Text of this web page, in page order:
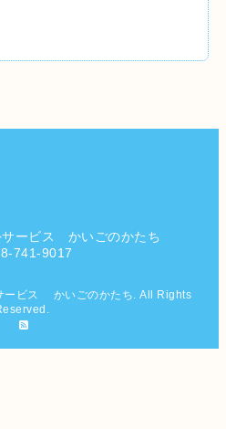
ービス かいごのかたち
741-9017
ービス かいごのかたち . All Rights